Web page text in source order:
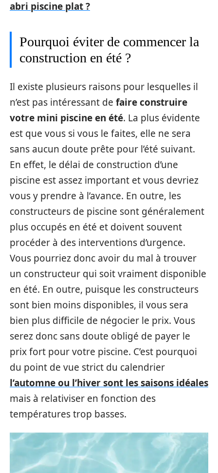
abri piscine plat ?
Pourquoi éviter de commencer la
construction en été ?
Il existe plusieurs raisons pour lesquelles il
n’est pas intéressant de faire construire
votre mini piscine en été. La plus évidente
est que vous si vous le faites, elle ne sera
sans aucun doute prête pour l’été suivant.
En effet, le délai de construction d’une
piscine est assez important et vous devriez
vous y prendre à l’avance. En outre, les
constructeurs de piscine sont généralement
plus occupés en été et doivent souvent
procéder à des interventions d’urgence.
Vous pourriez donc avoir du mal à trouver
un constructeur qui soit vraiment disponible
en été. En outre, puisque les constructeurs
sont bien moins disponibles, il vous sera
bien plus difficile de négocier le prix. Vous
serez donc sans doute obligé de payer le
prix fort pour votre piscine. C’est pourquoi
du point de vue strict du calendrier
l’automne ou l’hiver sont les saisons idéales
mais à relativiser en fonction des
températures trop basses.